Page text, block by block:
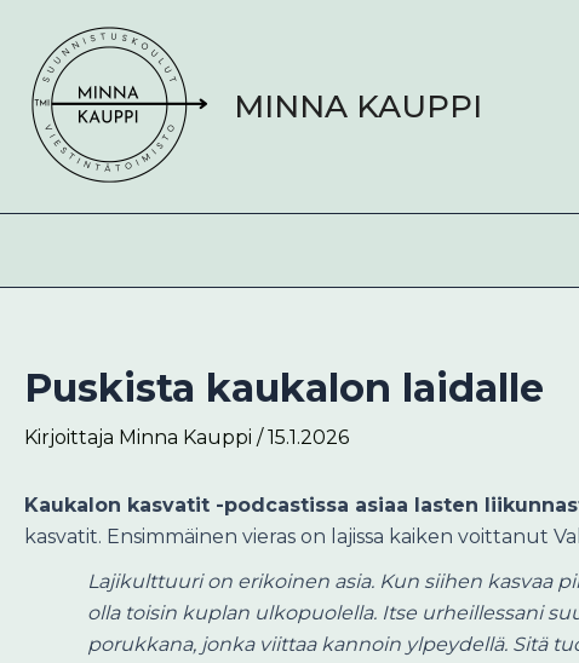
sisältöön
MINNA KAUPPI
Puskista kaukalon laidalle
Kirjoittaja Minna Kauppi /15.1.2026
Kaukalon kasvatit -podcastissa asiaa lasten
kasvatit. Ensimmäinen vieras on lajissa kaiken voittanut
Lajikulttuuri on erikoinen asia. Kun siihen kasvaa
olla toisin kuplan ulkopuolella. Itse urheillessani
porukkana, jonka viittaa kannoin ylpeydellä. Sitä
navigation